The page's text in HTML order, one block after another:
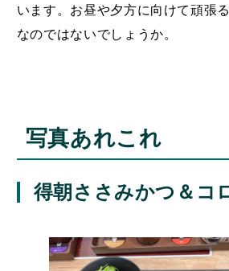
います。お昼や夕方に向けて頑張
なのではないでしょうか。
写真あれこれ
得朝ささみかつ＆コ